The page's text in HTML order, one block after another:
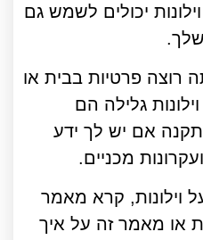
יכולים לשמש גם
רוצה פרטיות בבית או
גלילה הם
אם יש לך ידע
מכניים.
וילונות, קרא מאמר
או מאמר זה על איך